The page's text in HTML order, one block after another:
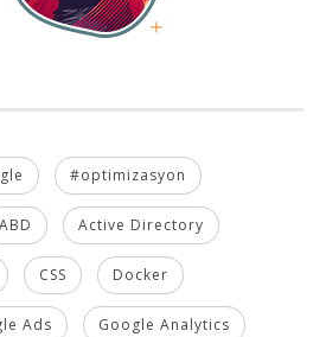
#optimizasyon
ABD Active Directory
CSS Docker
Ads Google Analytics